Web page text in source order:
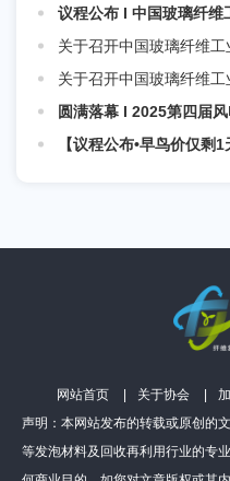
议程公布 I 中国玻璃纤维
关于召开中国玻璃纤维
关于召开中国玻璃纤维
圆满落幕 I 2025第四届
【议程公布•早鸟价仅剩
网站首页 关于协会
声明：本网站发布的转载或原创的
等发泡材料及回收再利用行业的专